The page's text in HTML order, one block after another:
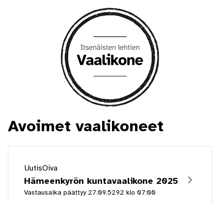
Avoimet vaalikoneet
UutisOiva
Hämeenkyrön kuntavaalikone 2025
Vastausaika päättyy 27.09.5292 klo 07:00